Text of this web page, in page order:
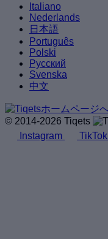
Italiano
Nederlands
日本語
Português
Polski
Русский
Svenska
中文
© 2014-2026 Tiqets
Instagram
TikTok